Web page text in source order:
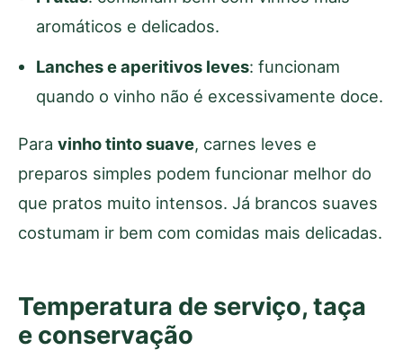
aromáticos e delicados.
Lanches e aperitivos leves: funcionam
quando o vinho não é excessivamente doce.
Para vinho tinto suave, carnes leves e
preparos simples podem funcionar melhor do
que pratos muito intensos. Já brancos suaves
costumam ir bem com comidas mais delicadas.
Temperatura de serviço, taça
e conservação